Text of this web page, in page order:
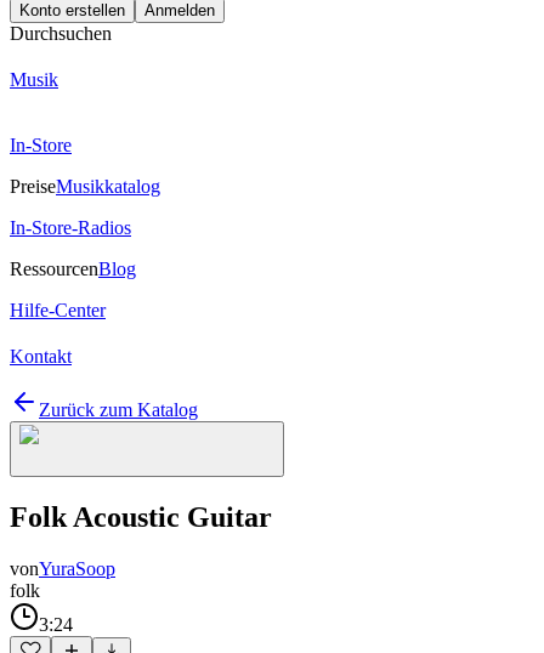
Konto erstellen Anmelden
Durchsuchen
Musik
In-Store
PreiseMusikkatalog
In-Store-Radios
RessourcenBlog
Hilfe-Center
Kontakt
Zurück zum Katalog
Folk Acoustic Guitar
vonYuraSoop
folk
3:24